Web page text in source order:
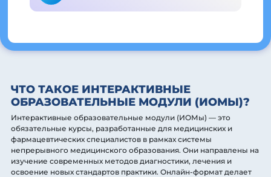
ЧТО ТАКОЕ ИНТЕРАКТИВНЫЕ
ОБРАЗОВАТЕЛЬНЫЕ МОДУЛИ (ИОМЫ)?
Интерактивные образовательные модули (ИОМы) — это
обязательные курсы, разработанные для медицинских и
фармацевтических специалистов в рамках системы
непрерывного медицинского образования. Они направлены на
изучение современных методов диагностики, лечения и
освоение новых стандартов практики. Онлайн-формат делает